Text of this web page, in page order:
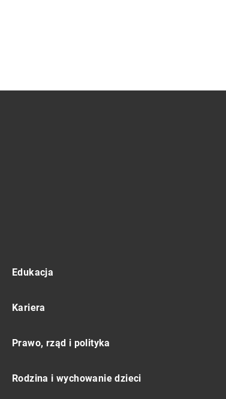
Edukacja
Kariera
Prawo, rząd i polityka
Rodzina i wychowanie dzieci